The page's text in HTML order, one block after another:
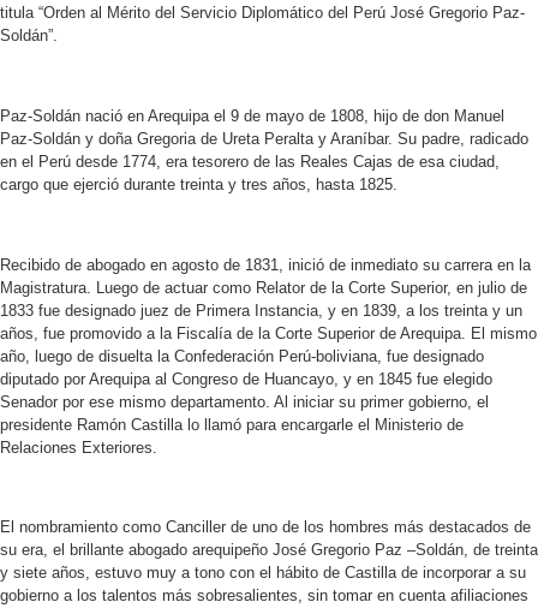
titula “Orden al Mérito del Servicio Diplomático del Perú José Gregorio Paz-
Soldán”.
Paz-Soldán nació en Arequipa el 9 de mayo de 1808, hijo de don Manuel
Paz-Soldán y doña Gregoria de Ureta Peralta y Araníbar. Su padre, radicado
en el Perú desde 1774, era tesorero de las Reales Cajas de esa ciudad,
cargo que ejerció durante treinta y tres años, hasta 1825.
Recibido de abogado en agosto de 1831, inició de inmediato su carrera en la
Magistratura. Luego de actuar como Relator de la Corte Superior, en julio de
1833 fue designado juez de Primera Instancia, y en 1839, a los treinta y un
años, fue promovido a la Fiscalía de la Corte Superior de Arequipa. El mismo
año, luego de disuelta la Confederación Perú-boliviana, fue designado
diputado por Arequipa al Congreso de Huancayo, y en 1845 fue elegido
Senador por ese mismo departamento. Al iniciar su primer gobierno, el
presidente Ramón Castilla lo llamó para encargarle el Ministerio de
Relaciones Exteriores.
El nombramiento como Canciller de uno de los hombres más destacados de
su era, el brillante abogado arequipeño José Gregorio Paz –Soldán, de treinta
y siete años, estuvo muy a tono con el hábito de Castilla de incorporar a su
gobierno a los talentos más sobresalientes, sin tomar en cuenta afiliaciones